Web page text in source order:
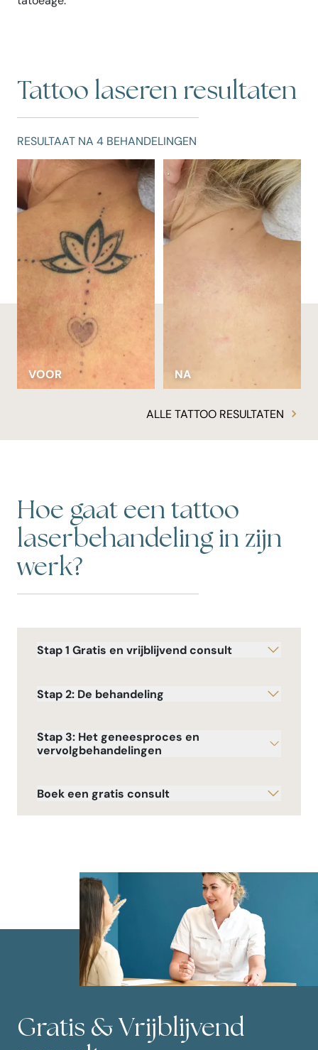
Tattoo laseren resultaten
NA 4 BEHANDELINGEN
ALLE TATTOO RESULTATEN
Hoe gaat een tattoo
laserbehandeling in zijn
werk?
Stap 1 Gratis en vrijblijvend consult
Stap 2: De behandeling
Stap 3: Het geneesproces en
vervolgbehandelingen
Boek een gratis consult
Gratis & Vrijblijvend